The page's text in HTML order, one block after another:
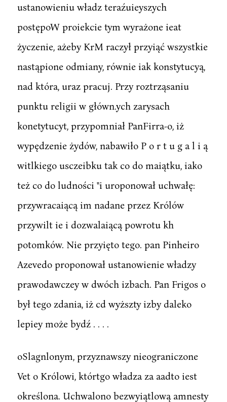
ustanowieniu władz teraźuieyszych
postępoW proiekcie tym wyrażone ieat
życzenie, ażeby KrM raczył przyiąć wszystkie
nastąpione odmiany, równie iak konstytucyą,
nad która, uraz pracuj. Przy roztrząsaniu
punktu religii w główn.ych zarysach
konetytucyt, przypomniał PanFirra-o, iż
wypędzenie żydów, nabawiło P o r t u g a l i ą
witlkiego usczeibku tak co do maiątku, iako
też co do ludności "i uroponował uchwałę:
przywracaiącą im nadane przez Królów
przywilt ie i dozwalaiącą powrotu kh
potomków. Nie przyięto tego. pan Pinheiro
Azevedo proponował ustanowienie władzy
prawodawczey w dwóch izbach. Pan Frigos o
był tego zdania, iż cd wyższty izby daleko
lepiey może bydź . . . .
oSlagnlonym, przyznawszy nieograniczone
Vet o Królowi, którtgo władza za aadto iest
określona. Uchwalono bezwyiątlową amnesty